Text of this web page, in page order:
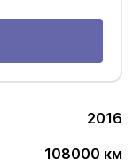
2016
108000 км